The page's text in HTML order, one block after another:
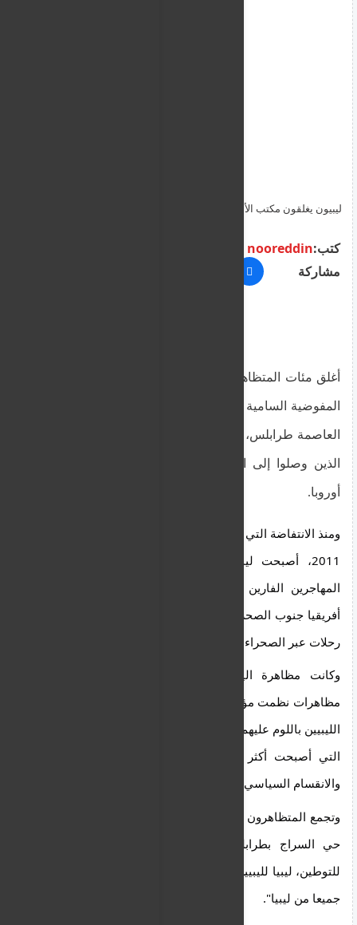
ليبيون يغلقون مكتب الأمم المتحدة للاجئين احتجاجا على المهاجرين
كتب:nooreddin
مشاركة
المفوضية السامية للأمم المتحدة لشؤون اللاجئين في
العاصمة طرابلس، وذلك خلال مظاهرة ضد المهاجرين
الذين وصلوا إلى البلاد بحثا عن عمل أو للعبور إلى
أوروبا.
رحلات عبر الصحراء أو عبر البحر المتوسط.
والانقسام السياسي.
جميعا من ليبيا".